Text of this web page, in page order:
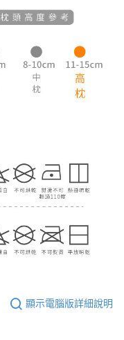
顯示電腦版詳細說明